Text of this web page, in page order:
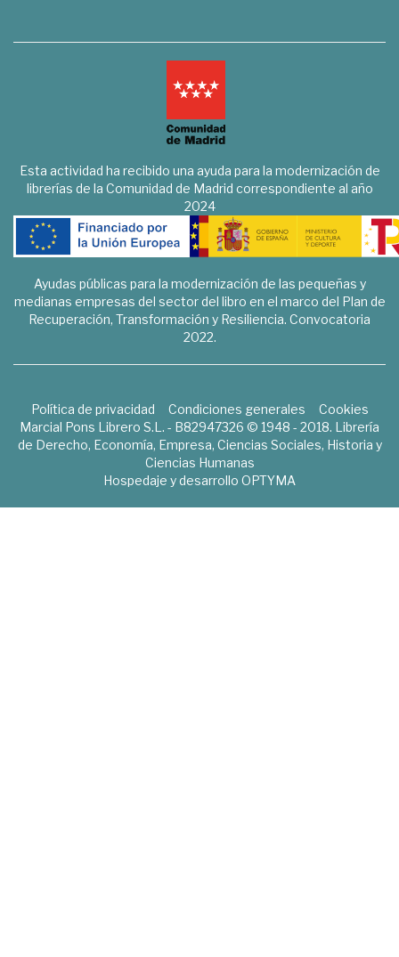
Esta actividad ha recibido una ayuda para la modernización de
librerías de la Comunidad de Madrid correspondiente al año
2024
Ayudas públicas para la modernización de las pequeñas y
medianas empresas del sector del libro en el marco del Plan de
Recuperación, Transformación y Resiliencia. Convocatoria
2022.
Política de privacidad Condiciones generales
Cookies
Marcial Pons Librero S.L. - B82947326 © 1948 - 2018. Librería
de Derecho, Economía, Empresa, Ciencias Sociales, Historia y
Ciencias Humanas
Hospedaje y desarrollo OPTYMA